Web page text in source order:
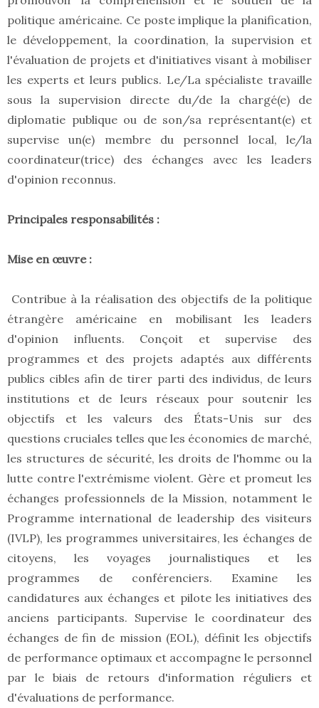
politique américaine. Ce poste implique la planification,
le développement, la coordination, la supervision et
l'évaluation de projets et d'initiatives visant à mobiliser
les experts et leurs publics. Le/La spécialiste travaille
sous la supervision directe du/de la chargé(e) de
diplomatie publique ou de son/sa représentant(e) et
supervise un(e) membre du personnel local, le/la
coordinateur(trice) des échanges avec les leaders
d'opinion reconnus.
Principales responsabilités :
Mise en œuvre :
Contribue à la réalisation des objectifs de la politique
étrangère américaine en mobilisant les leaders
d'opinion influents. Conçoit et supervise des
programmes et des projets adaptés aux différents
publics cibles afin de tirer parti des individus, de leurs
institutions et de leurs réseaux pour soutenir les
objectifs et les valeurs des États-Unis sur des
questions cruciales telles que les économies de marché,
les structures de sécurité, les droits de l'homme ou la
lutte contre l'extrémisme violent. Gère et promeut les
échanges professionnels de la Mission, notamment le
Programme international de leadership des visiteurs
(IVLP), les programmes universitaires, les échanges de
citoyens, les voyages journalistiques et les
programmes de conférenciers. Examine les
candidatures aux échanges et pilote les initiatives des
anciens participants. Supervise le coordinateur des
échanges de fin de mission (EOL), définit les objectifs
de performance optimaux et accompagne le personnel
par le biais de retours d'information réguliers et
d'évaluations de performance.